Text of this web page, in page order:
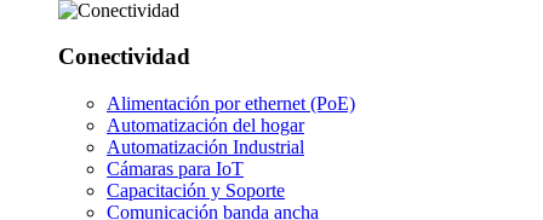
Conectividad
Alimentación por ethernet (PoE)
Automatización del hogar
Automatización Industrial
Cámaras para IoT
Capacitación y Soporte
Comunicación banda ancha